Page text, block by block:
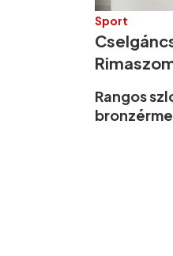
Sport
Rangos